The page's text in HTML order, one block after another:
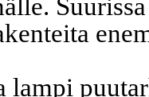
lampi